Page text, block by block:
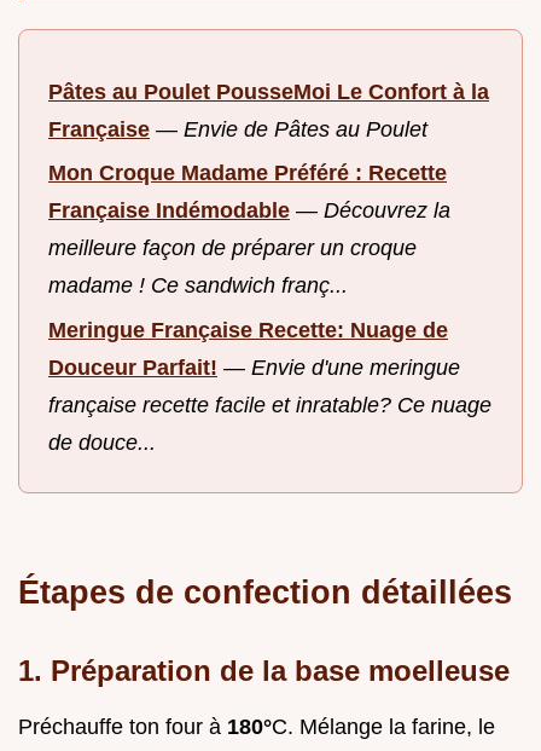
Pâtes au Poulet PousseMoi Le Confort à la
Française — Envie de Pâtes au Poulet
Mon Croque Madame Préféré : Recette
Française Indémodable — Découvrez la
meilleure façon de préparer un croque
madame ! Ce sandwich franç...
Meringue Française Recette: Nuage de
Douceur Parfait! — Envie d'une meringue
française recette facile et inratable? Ce nuage
de douce...
Étapes de confection détaillées
1. Préparation de la base moelleuse
Préchauffe ton four à 180°C. Mélange la farine, le